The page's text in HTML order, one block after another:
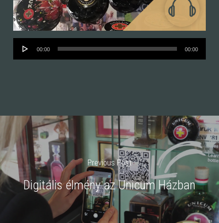
Audió
lejátszó
00:00 00:00
Previous Post
Digitális élmény az Unicum Házban